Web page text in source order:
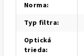
Norma:
Typ filtra:
Optická
trieda: